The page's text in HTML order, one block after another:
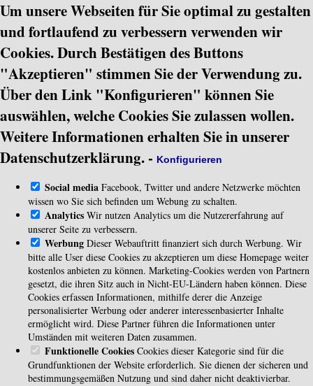
Um unsere Webseiten für Sie optimal zu gestalten
und fortlaufend zu verbessern verwenden wir
Cookies. Durch Bestätigen des Buttons
"Akzeptieren" stimmen Sie der Verwendung zu.
Über den Link "Konfigurieren" können Sie
auswählen, welche Cookies Sie zulassen wollen.
Weitere Informationen erhalten Sie in unserer
Datenschutzerklärung. - Konfigurieren
Social media Facebook, Twitter und andere Netzwerke möchten
wissen wo Sie sich befinden um Webung zu schalten.
Analytics Wir nutzen Analytics um die Nutzererfahrung auf
unserer Seite zu verbessern.
Werbung Dieser Webauftritt finanziert sich durch Werbung. Wir
bitte alle User diese Cookies zu akzeptieren um diese Homepage weiter
kostenlos anbieten zu können. Marketing-Cookies werden von Partnern
gesetzt, die ihren Sitz auch in Nicht-EU-Ländern haben können. Diese
Cookies erfassen Informationen, mithilfe derer die Anzeige
personalisierter Werbung oder anderer interessenbasierter Inhalte
ermöglicht wird. Diese Partner führen die Informationen unter
Umständen mit weiteren Daten zusammen.
Funktionelle Cookies Cookies dieser Kategorie sind für die
Grundfunktionen der Website erforderlich. Sie dienen der sicheren und
bestimmungsgemäßen Nutzung und sind daher nicht deaktivierbar.